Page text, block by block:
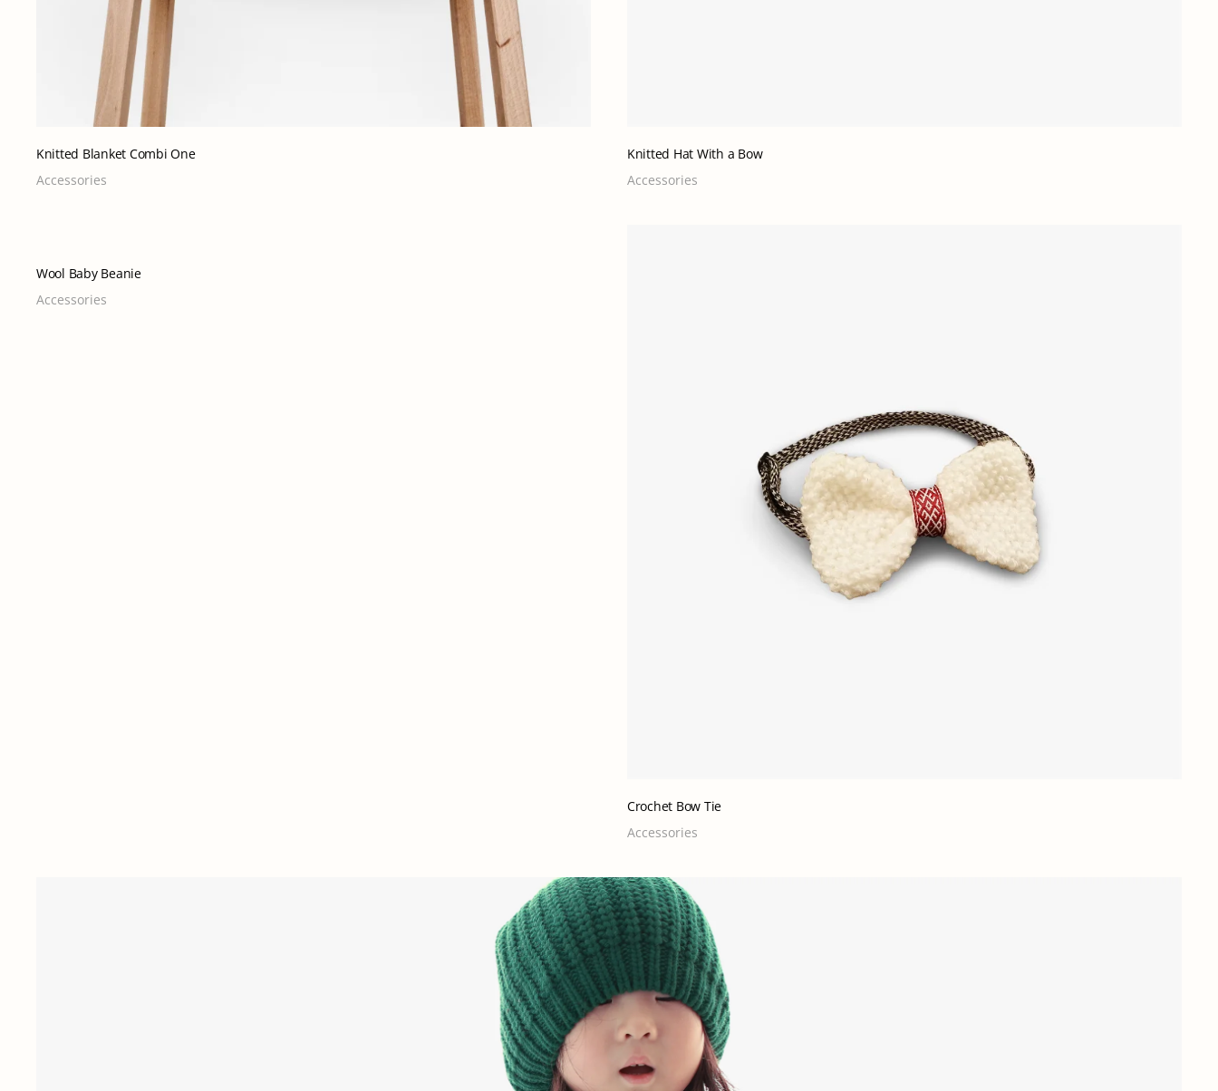
Knitted Blanket Combi One
Accessories
Knitted Hat With a Bow
Accessories
Wool Baby Beanie
Accessories
Crochet Bow Tie
Accessories